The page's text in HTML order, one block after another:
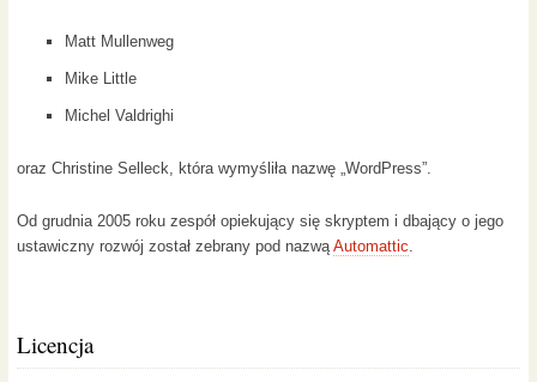
Matt Mullenweg
Mike Little
Michel Valdrighi
oraz Christine Selleck, która wymyśliła nazwę „WordPress”.
Od grudnia 2005 roku zespół opiekujący się skryptem i dbający o jego
ustawiczny rozwój został zebrany pod nazwąAutomattic.
Licencja